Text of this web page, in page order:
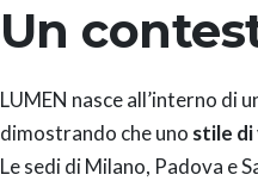
Un
LUMEN nasce all’interno di
dimostrando che uno stile di
Le sedi di Milano, Padova e